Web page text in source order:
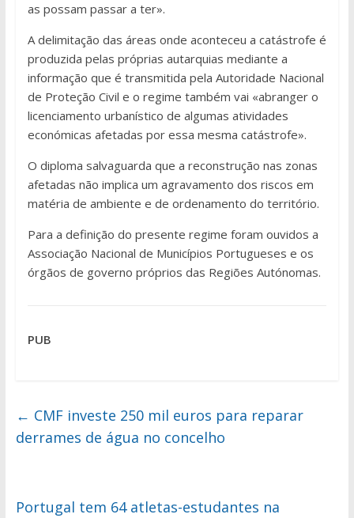
as possam passar a ter».
A delimitação das áreas onde aconteceu a catástrofe é
produzida pelas próprias autarquias mediante a
informação que é transmitida pela Autoridade Nacional
de Proteção Civil e o regime também vai «abranger o
licenciamento urbanístico de algumas atividades
económicas afetadas por essa mesma catástrofe».
O diploma salvaguarda que a reconstrução nas zonas
afetadas não implica um agravamento dos riscos em
matéria de ambiente e de ordenamento do território.
Para a definição do presente regime foram ouvidos a
Associação Nacional de Municípios Portugueses e os
órgãos de governo próprios das Regiões Autónomas.
PUB
← CMF investe 250 mil euros para reparar
derrames de água no concelho
Portugal tem 64 atletas-estudantes na